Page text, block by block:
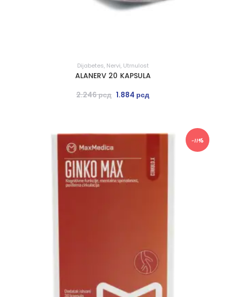
Dijabetes, Nervi, Utrnulost
ALANERV 20 KAPSULA
2.246рсд 1.884 рсд
-11%